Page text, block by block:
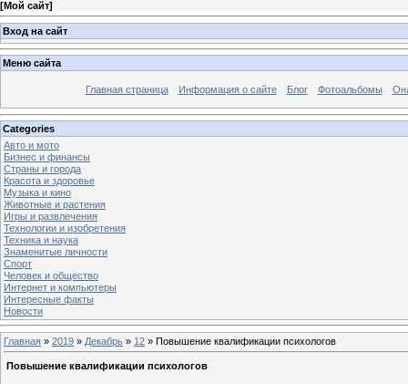
[Мой сайт]
Вход на сайт
Меню сайта
Главная страница Информация о сайте Блог Фотоальбомы
Categories
Авто и мото
Бизнес и финансы
Страны и города
Красота и здоровье
Музыка и кино
Животные и растения
Игры и развлечения
Технологии и изобретения
Техника и наука
Знаменитые личности
Спорт
Человек и общество
Интернет и компьютеры
Интересные факты
Новости
Главная » 2019 » Декабрь » 12 » Повышение квалификации психологов
Повышение квалификации психологов